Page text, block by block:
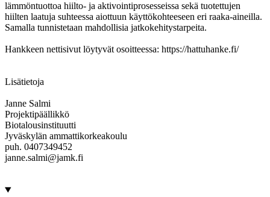
lämmöntuottoa hiilto- ja aktivointiprosesseissa sekä tuotettujen
hiilten laatuja suhteessa aiottuun käyttökohteeseen eri raaka-aineilla.
Samalla tunnistetaan mahdollisia jatkokehitystarpeita.
Hankkeen nettisivut löytyvät osoitteessa: https://hattuhanke.fi/
Lisätietoja
Janne Salmi
Projektipäällikkö
Biotalousinstituutti
Jyväskylän ammattikorkeakoulu
puh. 0407349452
janne.salmi@jamk.fi